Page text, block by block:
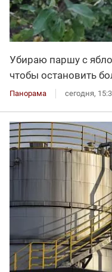
Убираю паршу с
чтобы остановить
Панорама сегодня,